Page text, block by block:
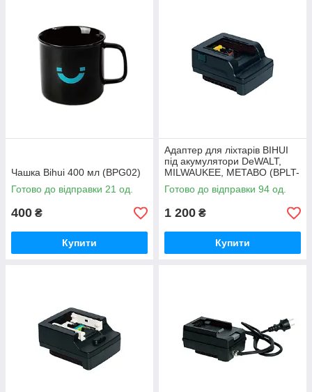
Чашка Bihui 400 мл (BPG02)
Готово до відправки 21 од.
400 ₴
Купити
Адаптер для ліхтарів BIHUI
під акумулятори DeWALT,
MILWAUKEE, METABO (BPLT-
ADP3)
Готово до відправки 94 од.
1 200 ₴
Купити